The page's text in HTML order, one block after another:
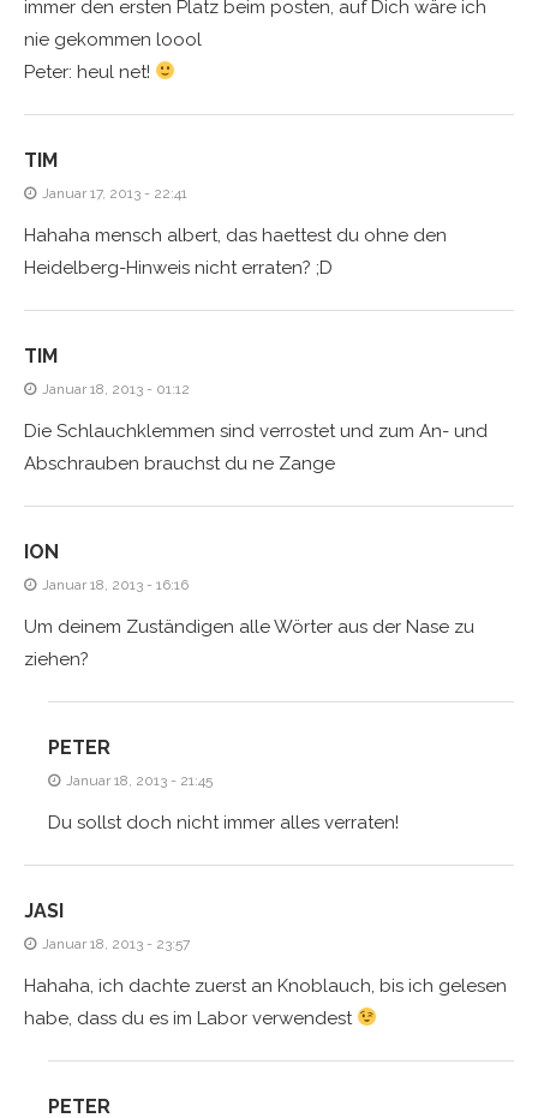
immer den ersten Platz beim posten, auf Dich wäre ich
nie gekommen loool
Peter: heul net!
TIM
Januar 17, 2013 - 22:41
Hahaha mensch albert, das haettest du ohne den
Heidelberg-Hinweis nicht erraten? ;D
TIM
Januar 18, 2013 - 01:12
Die Schlauchklemmen sind verrostet und zum An- und
Abschrauben brauchst du ne Zange
ION
Januar 18, 2013 - 16:16
Um deinem Zuständigen alle Wörter aus der Nase zu
ziehen?
PETER
Januar 18, 2013 - 21:45
Du sollst doch nicht immer alles verraten!
JASI
Januar 18, 2013 - 23:57
Hahaha, ich dachte zuerst an Knoblauch, bis ich gelesen
habe, dass du es im Labor verwendest
PETER